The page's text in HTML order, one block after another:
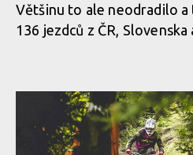
Většinu to ale neodradilo
136 jezdců z ČR, Slovenska